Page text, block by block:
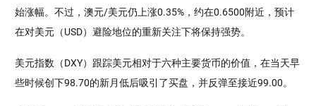
始涨幅。不过，澳元/美元仍上涨0.35%，约在0.6500附近，预计
在对美元（USD）避险地位的重新关注下将保持强势。
美元指数（DXY）跟踪美元相对于六种主要货币的价值，在当天早
些时候创下98.70的新月低后吸引了买盘，并反弹至接近99.00。